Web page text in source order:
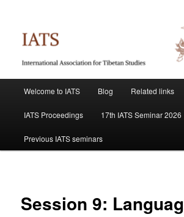
primary
content IATS
Welcome to IATS Blog Related links
IATS Proceedings 17th IATS Seminar 2026
Previous IATS seminars
Session 9: